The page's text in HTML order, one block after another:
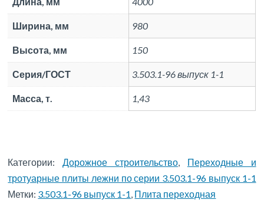
Ширина, мм 980
Высота, мм 150
Серия/ГОСТ 3.503.1-96 выпуск 1-1
Масса, т. 1,43
Категории: Дорожное строительство
Переходные и
тротуарные плиты лежни по серии 3.503.1-96 выпуск 1-1
Метки: 3.503.1-96 выпуск 1-1 Плита переходная